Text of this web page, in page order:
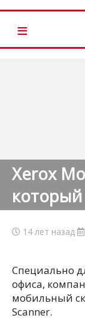
≡
Xerox
который
14 лет назад
Специально
офиса,
мобильный
Scanner.